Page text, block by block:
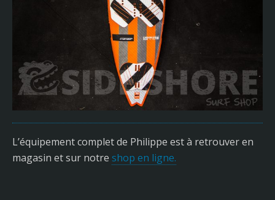
L’équipement complet de Philippe est à retrouver en
magasin et sur notre shop en ligne.